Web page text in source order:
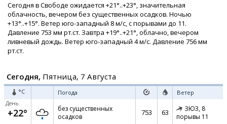
Сегодня в Свободе ожидается +21°..+23°, значительная
облачность, вечером без существенных осадков. Ночью
+13°..+15°. Ветер юго-западный 8 м/с, с порывами до 11.
Давление 753 мм рт.ст. Завтра +19°..+21°, облачно, вечером
ливневый дождь. Ветер юго-западный 4 м/с. Давление 756 мм
рт.ст.
Сегодня, Пятница, 7 Августа
°C Погода Ветер
День
+22°
без существенных
осадков
753 63 ЗЮЗ, 8
порывы 11